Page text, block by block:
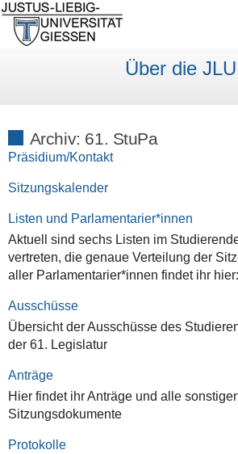
Über die JLU
Archiv: 61. StuPa
Präsidium/Kontakt
Sitzungskalender
Listen und Parlamentarier*innen
Aktuell sind sechs Listen im
vertreten, die genaue Verteilung der
aller Parlamentarier*innen findet ihr hier:
Ausschüsse
Übersicht der Ausschüsse des
der 61. Legislatur
Anträge
Hier findet ihr Anträge und alle
Sitzungsdokumente
Protokolle